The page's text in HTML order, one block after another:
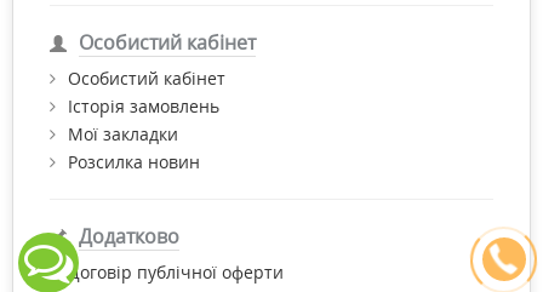
Особистий кабінет
Особистий кабінет
Історія замовлень
Мої закладки
Розсилка новин
Додатково
Договір публічної оферти